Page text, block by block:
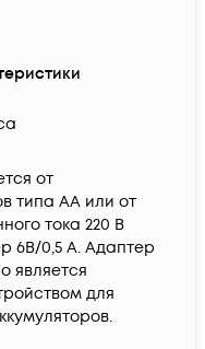
от
типа АА или от
тока 220 В
6В/0,5 А. Адаптер
является
для